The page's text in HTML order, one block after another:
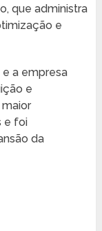
que administra
e
a empresa
e
e foi
da